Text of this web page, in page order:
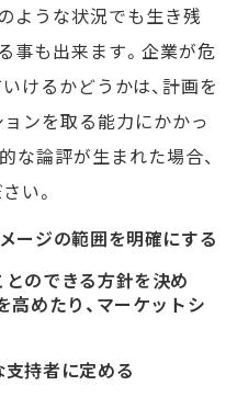
ような状況でも生き残
事も出来ます。企業が危
けるかどうかは、計画を
ンを取る能力にかかっ
な論評が生まれた場合、
い。
ージの範囲を明確にする
のできる方針を決め
高めたり、マーケットシ
持者に定める